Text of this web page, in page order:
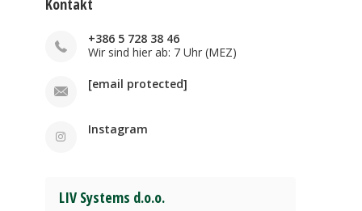
Kontakt
+386 5 728 38 46
Wir sind hier ab: 7 Uhr (MEZ)
[email protected]
Instagram
LIV Systems d.o.o.